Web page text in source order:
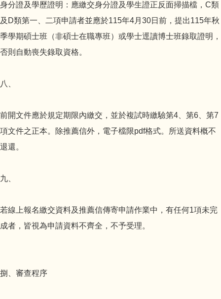
身分證及學歷證明：應繳交身分證及學生證正反面掃描檔，C類
及D類第一、二項申請者並應於115年4月30日前，提出115年秋
季學期碩士班（非碩士在職專班）或學士逕讀博士班錄取證明，
否則自動喪失錄取資格。
八、
前開文件應於規定期限內繳交，並於複試時繳驗第4、第6、第7
項文件之正本。除推薦信外，電子檔限pdf格式。所送資料概不
退還。
九、
若線上報名繳交資料及推薦信傳寄申請作業中，有任何1項未完
成者，皆視為申請資料不齊全，不予受理。
捌、審查程序